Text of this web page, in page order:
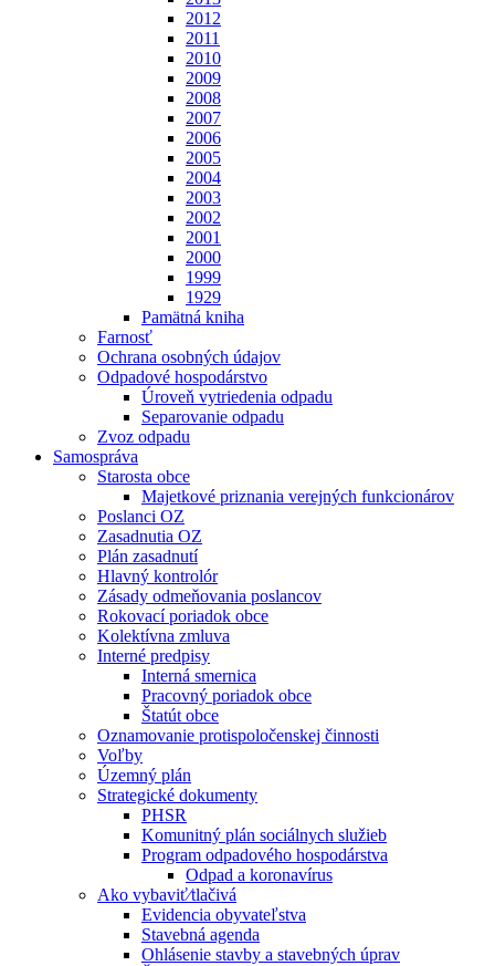
2012
2011
2010
2009
2008
2007
2006
2005
2004
2003
2002
2001
2000
1999
1929
Pamätná kniha
Farnosť
Ochrana osobných údajov
Odpadové hospodárstvo
Úroveň vytriedenia odpadu
Separovanie odpadu
Zvoz odpadu
Samospráva
Starosta obce
Majetkové priznania verejných funkcionárov
Poslanci OZ
Zasadnutia OZ
Plán zasadnutí
Hlavný kontrolór
Zásady odmeňovania poslancov
Rokovací poriadok obce
Kolektívna zmluva
Interné predpisy
Interná smernica
Pracovný poriadok obce
Štatút obce
Oznamovanie protispoločenskej činnosti
Voľby
Územný plán
Strategické dokumenty
PHSR
Komunitný plán sociálnych služieb
Program odpadového hospodárstva
Odpad a koronavírus
Ako vybaviť⁄tlačivá
Evidencia obyvateľstva
Stavebná agenda
Ohlásenie stavby a stavebných úprav